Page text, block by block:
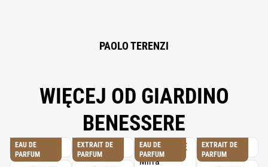
PAOLO TERENZI
WIĘCEJ OD GIARDINO
BENESSERE
EAU DE
PARFUM
EXTRAIT DE
PARFUM
EAU DE
PARFUM
EXTRAIT DE
PARFUM